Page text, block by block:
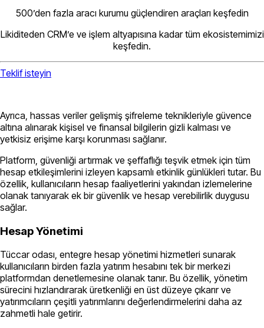
500’den fazla aracı kurumu güçlendiren araçları keşfedin
Likiditeden CRM’e ve işlem altyapısına kadar tüm ekosistemimizi
keşfedin.
Teklif isteyin
Ayrıca, hassas veriler gelişmiş şifreleme teknikleriyle güvence
altına alınarak kişisel ve finansal bilgilerin gizli kalması ve
yetkisiz erişime karşı korunması sağlanır.
Platform, güvenliği artırmak ve şeffaflığı teşvik etmek için tüm
hesap etkileşimlerini izleyen kapsamlı etkinlik günlükleri tutar. Bu
özellik, kullanıcıların hesap faaliyetlerini yakından izlemelerine
olanak tanıyarak ek bir güvenlik ve hesap verebilirlik duygusu
sağlar.
Hesap Yönetimi
Tüccar odası, entegre hesap yönetimi hizmetleri sunarak
kullanıcıların birden fazla yatırım hesabını tek bir merkezi
platformdan denetlemesine olanak tanır. Bu özellik, yönetim
sürecini hızlandırarak üretkenliği en üst düzeye çıkarır ve
yatırımcıların çeşitli yatırımlarını değerlendirmelerini daha az
zahmetli hale getirir.